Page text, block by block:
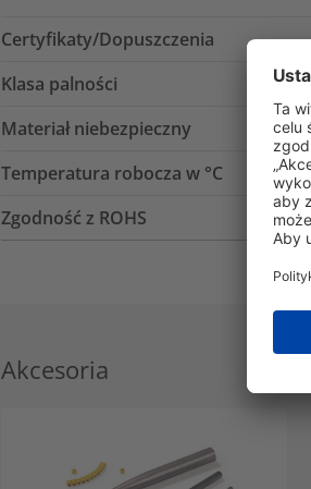
Certyfikaty/Dopuszczenia
Klasa palności
Materiał niebezpieczny
Temperatura robocza w °C
Zgodność z ROHS
Akcesoria